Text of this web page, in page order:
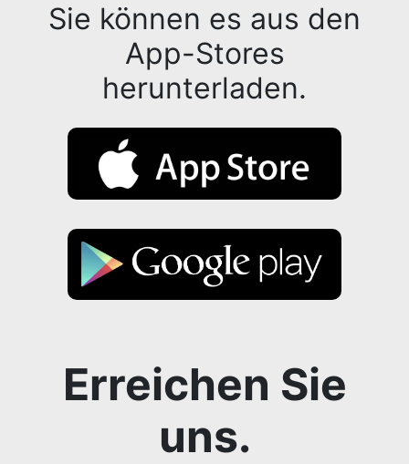
Sie können es aus den
App-Stores
herunterladen.
Erreichen Sie
uns.